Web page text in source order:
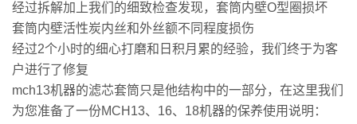
经过拆解加上我们的细致检查发现，套筒内壁O型圈损坏
套筒内壁活性炭内丝和外丝额不同程度损伤
经过2个小时的细心打磨和日积月累的经验，我们终于为客
户进行了修复
mch13机器的滤芯套筒只是他结构中的一部分，在这里我们
为您准备了一份MCH13、16、18机器的保养使用说明：